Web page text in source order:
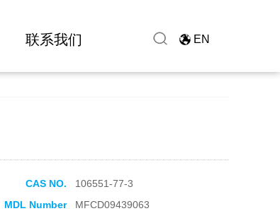
联系我们 EN
CAS NO.
106551-77-3
MDL Number
MFCD09439063